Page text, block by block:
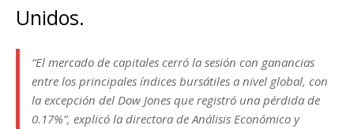
Unidos.
“El mercado de capitales cerró la sesión con ganancias
entre los principales índices bursátiles a nivel global, con
la excepción del Dow Jones que registró una pérdida de
0.17%”, explicó la directora de Análisis Económico y